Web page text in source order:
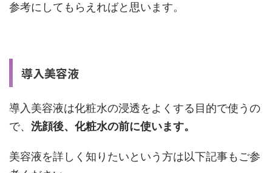
参考にしてもらえればと思います。
導入美容液
導入美容液は化粧水の浸透をよくする目的で使うの
で、 洗顔後、化粧水の前に使います。
美容液を詳しく知りたいという方は以下記事もご参